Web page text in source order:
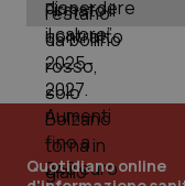
Quotidiano online